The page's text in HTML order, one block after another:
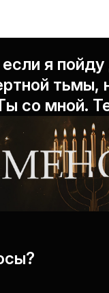
я пойду
тьмы,
со мной.